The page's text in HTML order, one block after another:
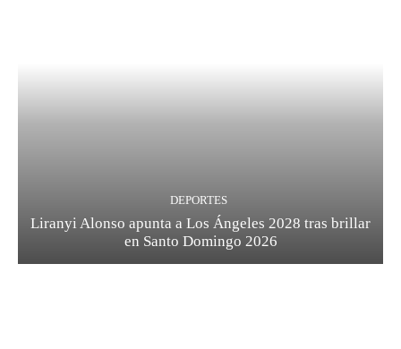
DEPORTES
Liranyi Alonso apunta a Los Ángeles 2028 tras brillar
en Santo Domingo 2026